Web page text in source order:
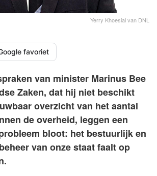
Yerry Khoesial van DNL
favoriet
van minister Marinus Bee
Zaken, dat hij niet beschikt
overzicht van het aantal
de overheid, leggen een
bloot: het bestuurlijk en
van onze staat faalt op